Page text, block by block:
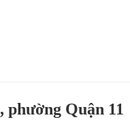
Quận 11